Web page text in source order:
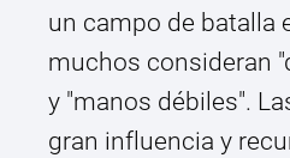
un campo de batalla
muchos consideran
y "manos débiles".
gran influencia y